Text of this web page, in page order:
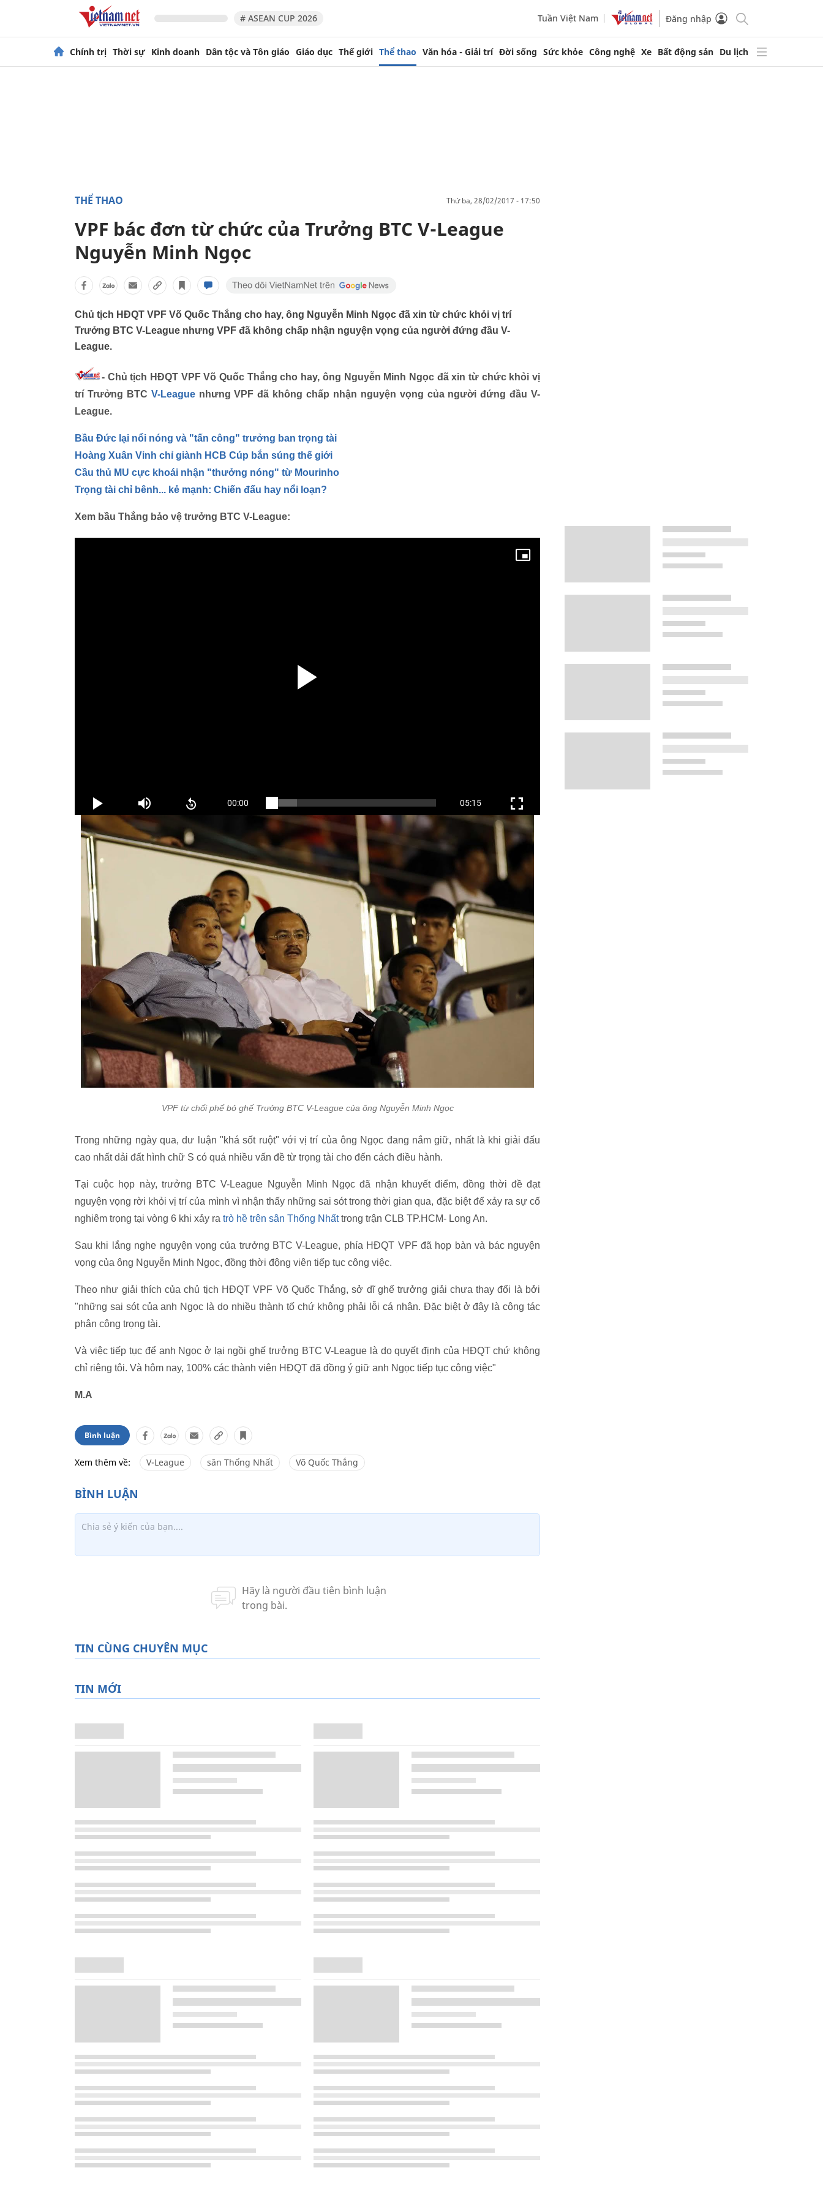
# ASEAN CUP 2026 Tuần Việt Nam Đăng nhập
Chính trị Thời sự Kinh doanh Dân tộc và Tôn giáo Giáo dục Thế giới Thể thao Văn hóa - Giải trí Đời sống Sức khỏe Công nghệ Xe Bất động sản Du lịch
THỂ THAO thứ ba, 28/02/2017 - 17:50
VPF bác đơn từ chức của Trưởng BTC V-League
Nguyễn Minh Ngọc
Chủ tịch HĐQT VPF Võ Quốc Thắng cho hay, ông Nguyễn Minh Ngọc đã xin từ chức khỏi vị trí
Trưởng BTC V-League nhưng VPF đã không chấp nhận nguyện vọng của người đứng đầu V-
League.
- Chủ tịch HĐQT VPF Võ Quốc Thắng cho hay, ông Nguyễn Minh Ngọc đã xin từ chức khỏi vị
trí Trưởng BTC V-Leaguenhưng VPF đã không chấp nhận nguyện vọng của người đứng đầu V-
League.
Bầu Đức lại nổi nóng và "tấn công" trưởng ban trọng tài
Hoàng Xuân Vinh chỉ giành HCB Cúp bắn súng thế giới
Cầu thủ MU cực khoái nhận "thưởng nóng" từ Mourinho
Trọng tài chỉ bênh... kẻ mạnh: Chiến đấu hay nổi loạn?
Xem bầu Thắng bảo vệ trưởng BTC V-League:
VPF từ chối phế bỏ ghế Trưởng BTC V-League của ông Nguyễn Minh Ngọc
Trong những ngày qua, dư luận "khá sốt ruột" với vị trí của ông Ngọc đang nắm giữ, nhất là khi giải đấu
cao nhất dải đất hình chữ S có quá nhiều vấn đề từ trọng tài cho đến cách điều hành.
Tại cuộc họp này, trưởng BTC V-League Nguyễn Minh Ngọc đã nhận khuyết điểm, đồng thời đề đạt
nguyện vọng rời khỏi vị trí của mình vì nhận thấy những sai sót trong thời gian qua, đặc biệt để xảy ra sự cố
nghiêm trọng tại vòng 6 khi xảy ra trò hề trên sân Thống Nhấttrong trận CLB TP.HCM- Long An.
Sau khi lắng nghe nguyện vọng của trưởng BTC V-League, phía HĐQT VPF đã họp bàn và bác nguyện
vọng của ông Nguyễn Minh Ngọc, đồng thời động viên tiếp tục công việc.
Theo như giải thích của chủ tịch HĐQT VPF Võ Quốc Thắng, sở dĩ ghế trưởng giải chưa thay đổi là bởi
"những sai sót của anh Ngọc là do nhiều thành tố chứ không phải lỗi cá nhân. Đặc biệt ở đây là công tác
phân công trọng tài.
Và việc tiếp tục để anh Ngọc ở lại ngồi ghế trưởng BTC V-League là do quyết định của HĐQT chứ không
chỉ riêng tôi. Và hôm nay, 100% các thành viên HĐQT đã đồng ý giữ anh Ngọc tiếp tục công việc"
M.A
Bình luận
Xem thêm về: V-League sân Thống Nhất Võ Quốc Thắng
TIN CÙNG CHUYÊN MỤC
TIN MỚI